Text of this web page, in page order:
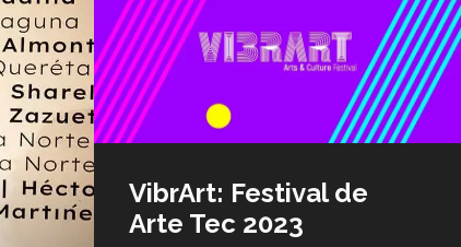
logo
VibrArt: Festival de
Arte Tec 2023